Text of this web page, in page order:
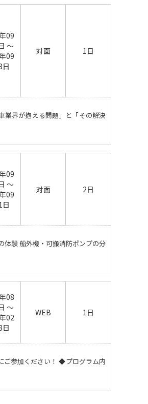
09
～
09
日
対面 1日
業界が抱える問題」と「その解決
09
～
09
日
対面 2日
験 船外機・可搬消防ポンプの分
08
～
02
日
WEB 1日
ご参加ください！ ◆プログラム内